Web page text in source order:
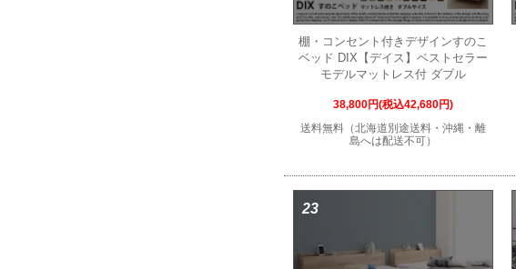
棚・コンセント付きデザインすのこ
ベッド DIX【デイス】ベストセラー
モデルマットレス付 ダブル
38,800円(税込42,680円)
送料無料（北海道別途送料・沖縄・離
島へは配送不可）
23